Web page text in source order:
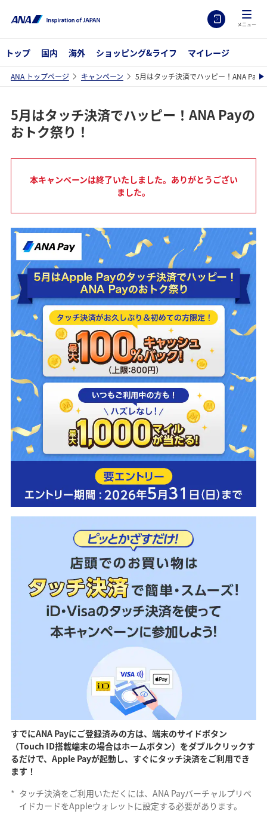
メニュー
トップ 国内 海外 ショッピング&ライフ マイレージ
ANA トップページ キャンペーン 5月はタッチ決済でハッピー！ANA Pay
5月はタッチ決済でハッピー！ANA Payの
おトク祭り！
本キャンペーンは終了いたしました。ありがとうござい
ました。
すでにANA Payにご登録済みの方は、端末のサイドボタン
（Touch ID搭載端末の場合はホームボタン）をダブルクリックす
るだけで、Apple Payが起動し、すぐにタッチ決済をご利用でき
ます！
* タッチ決済をご利用いただくには、ANA Payバーチャルプリペ
イドカードをAppleウォレットに設定する必要があります。